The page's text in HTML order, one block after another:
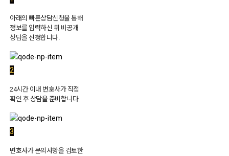
아래의 빠른상담신청을 통해
정보를 입력하신 뒤 비공개
상담을 신청합니다.
2
24시간 이내 변호사가 직접
확인 후 상담을 준비합니다.
3
변호사가 문의사항을 검토한